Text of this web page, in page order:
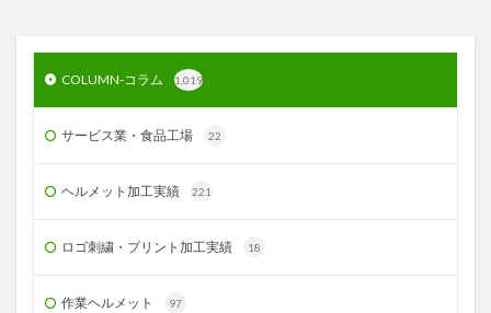
COLUMN-コラム 1,019
サービス業・食品工場 22
ヘルメット加工実績 221
ロゴ刺繍・プリント加工実績 18
作業ヘルメット 97